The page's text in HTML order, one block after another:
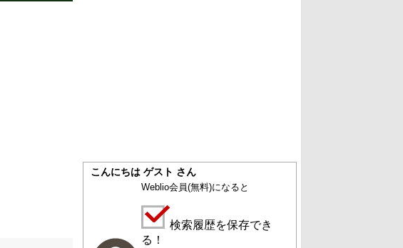
こんにちは ゲスト さん
Weblio会員(無料)になると
検索履歴を保存でき
る！